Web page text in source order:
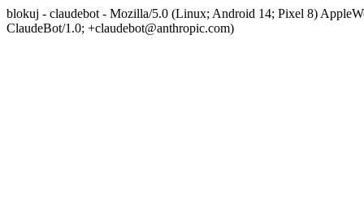
blokuj - claudebot - Mozilla/5.0 (Linux; Android 14; Pixel 8)
ClaudeBot/1.0; +claudebot@anthropic.com)